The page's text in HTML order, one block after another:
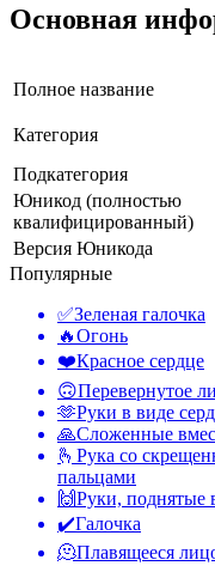
Основная
Полное название
Категория
Подкатегория
Юникод (полностью
квалифицированный)
Версия Юникода
Популярные
✅Зеленая галочка
🔥Огонь
❤️Красное сердце
🙃Перевернутое
🫶Руки в виде
🙏Сложенные
🫰 Рука со
пальцами
🙌Руки, поднятые
✔️Галочка
🫠Плавящееся